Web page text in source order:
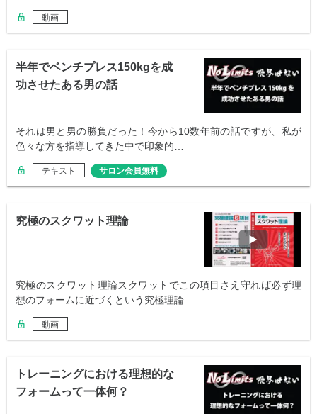
動画
半年でベンチプレス150kgを成
功させたある男の話
それは男と男の勝負だった！今から10数年前の話ですが、私が
色々な方を指導してきた中で印象的…
テキスト サロン会員無料
究極のスクワット理論
究極のスクワット理論スクワットでこの項目さえ守れば必ず理
想のフォームに近づくという究極理論…
動画
トレーニングにおける理想的な
フォームって一体何？